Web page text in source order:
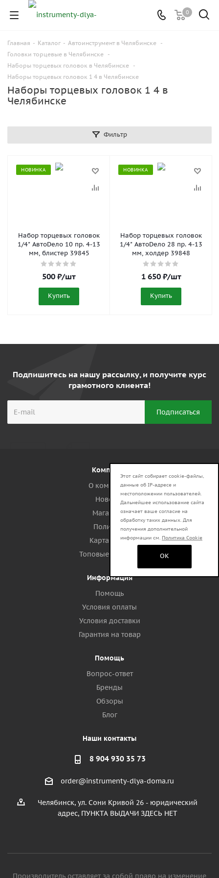
0
Главная - Каталог - Автоинструмент в Челябинске -
Головки торцевые в Челябинске -
Наборы торцевых головок в Челябинске -
Наборы торцевых головок 1 4 в Челябинске
Наборы торцевых головок 1 4 в
Челябинске
Фильтр
НОВИНКА
Набор торцевых головок
1/4" АвтоDело 10 пр. 4-13
мм, блистер 39845
500 ₽/шт
Купить
НОВИНКА
Набор торцевых головок
1/4" АвтоDело 28 пр. 4-13
мм, холдер 39848
1 650₽/шт
Купить
Подпишитесь на нашу рассылку, и получите курс
грамотного клиента!
Компания
О компании
Новости
Магазины
Политика
Карта сайта
Топовые запросы
Информация
Помощь
Условия оплаты
Условия доставки
Гарантия на товар
Помощь
Вопрос-ответ
Бренды
Обзоры
Блог
Наши контакты
8 904 930 35 73
order@instrumenty-dlya-doma.ru
Челябинск, ул. Сони Кривой 26 - юридический
адрес, ПУНКТА ВЫДАЧИ ЗДЕСЬ НЕТ
Производитель оставляет за собой право на изменение
Этот сайт собирает cookie-файлы,
данные об IP-адресе и
местоположении пользователей.
Дальнейшее использование сайта
означает ваше согласие на
обработку таких данных. Для
получения дополнительной
информации см. Политика Cookie
OK